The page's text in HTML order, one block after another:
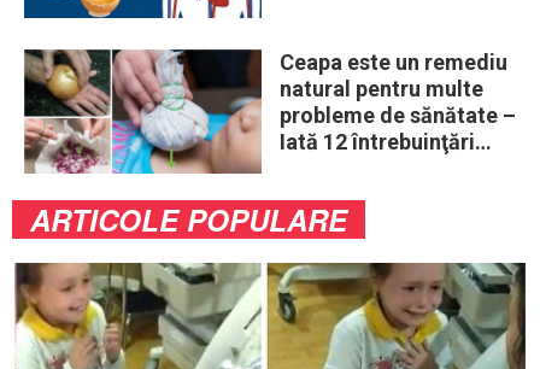
Ceapa este un remediu
natural pentru multe
probleme de sănătate –
Iată 12 întrebuinţări
ARTICOLE POPULARE